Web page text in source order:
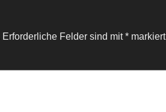
Erforderliche Felder sind mit* markiert